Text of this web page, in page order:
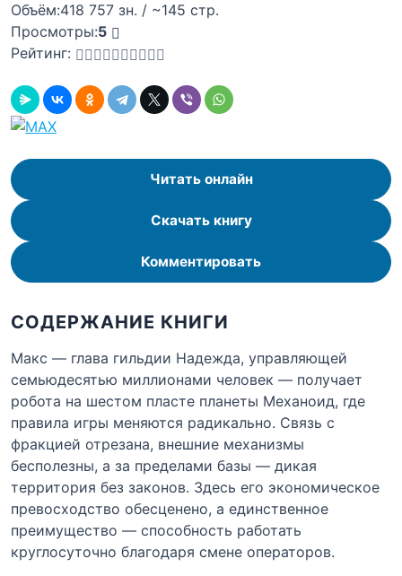
Объём:418 757 зн. / ~145 стр.
Просмотры:5
Рейтинг:
Читать онлайн
Скачать книгу
Комментировать
СОДЕРЖАНИЕ КНИГИ
Макс — глава гильдии Надежда, управляющей
семьюдесятью миллионами человек — получает
робота на шестом пласте планеты Механоид, где
правила игры меняются радикально. Связь с
фракцией отрезана, внешние механизмы
бесполезны, а за пределами базы — дикая
территория без законов. Здесь его экономическое
превосходство обесценено, а единственное
преимущество — способность работать
круглосуточно благодаря смене операторов.